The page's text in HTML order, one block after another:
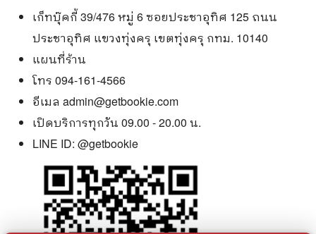
เก็ทบุ๊คกี้ 39/476 หมู่ 6 ซอยประชาอุทิศ 125 ถนน
ประชาอุทิศ แขวงทุ่งครุ เขตทุ่งครุ กทม. 10140
แผนที่ร้าน
โทร 094-161-4566
อีเมล admin@getbookie.com
เปิดบริการทุกวัน 09.00 - 20.00 น.
LINE ID: @getbookie